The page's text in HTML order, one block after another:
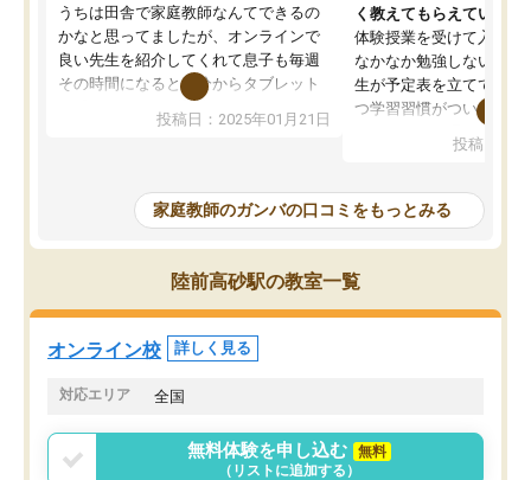
うちは田舎で家庭教師なんてできるの
かなと思ってましたが、オンラインで
良い先生を紹介してくれて息子も毎週
その時間になると自分からタブレット
を開いてzoomを繋げるようになりまし
た！5科目なんでもOKなのもとても気
めて1年ほどだった今では平均点以上の
科目が増えてきました！あと1年受験ま
であるので無料の週末教室を使用しな
がら頑張って欲しいと思います！
投稿日：2025年01月21日
く教えてもらえている
体験授業を受けて入塾し
なかなか勉強しない息子
生が予定表を立ててくれ
つ学習習慣がついてきま
指導が無い日も予定表
問できるのでとても助か
投稿日：
家庭教師のガンバの口コミをもっとみる
陸前高砂駅の教室一覧
オンライン校 詳しく見る
対応エリア 全国
無料体験を申し込む
無料
（リストに追加する）